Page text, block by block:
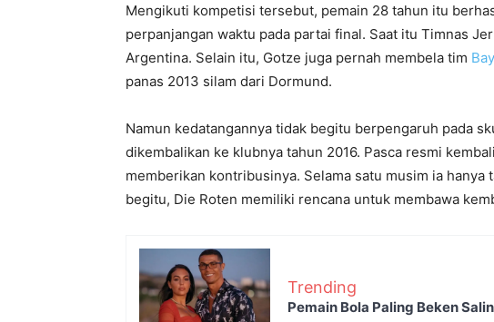
Mengikuti kompetisi tersebut, pemain 28 tahun itu
perpanjangan waktu pada partai final. Saat itu Timnas
Argentina. Selain itu, Gotze juga pernah membela tim
panas 2013 silam dari Dormund.
Namun kedatangannya tidak begitu berpengaruh pada
dikembalikan ke klubnya tahun 2016. Pasca resmi
memberikan kontribusinya. Selama satu musim ia hanya
begitu, Die Roten memiliki rencana untuk membawa
Trending
Pemain Bola Paling Beken